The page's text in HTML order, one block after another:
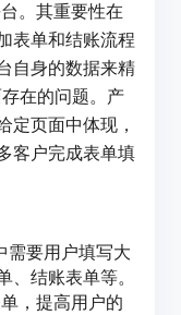
。其重要性在
表单和结账流程
自身的数据来精
在的问题。产
定页面中体现，
客户完成表单填
需要用户填写大
结账表单等。
，提高用户的